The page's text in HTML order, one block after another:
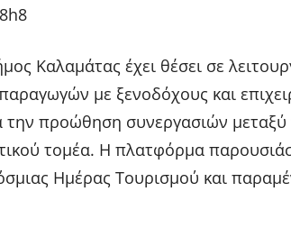
Καλαμάτας έχει θέσει σε
με ξενοδόχους και
την προώθηση συνεργασιών μεταξύ
τομέα. Η πλατφόρμα
Ημέρας Τουρισμού και